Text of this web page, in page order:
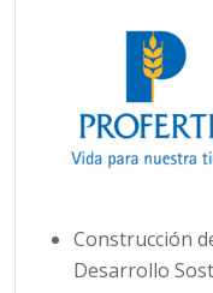
Construcción
Desarrollo